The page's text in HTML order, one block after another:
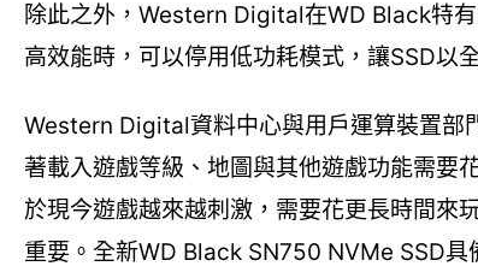
除此之外，Western Digital在WD Black特
高效能時，可以停用低功耗模式，讓SSD以
Western Digital資料中心與用戶運算裝置部
著載入遊戲等級、地圖與其他遊戲功能需要
於現今遊戲越來越刺激，需要花更長時間來
重要。全新WD Black SN750 NVMe SSD